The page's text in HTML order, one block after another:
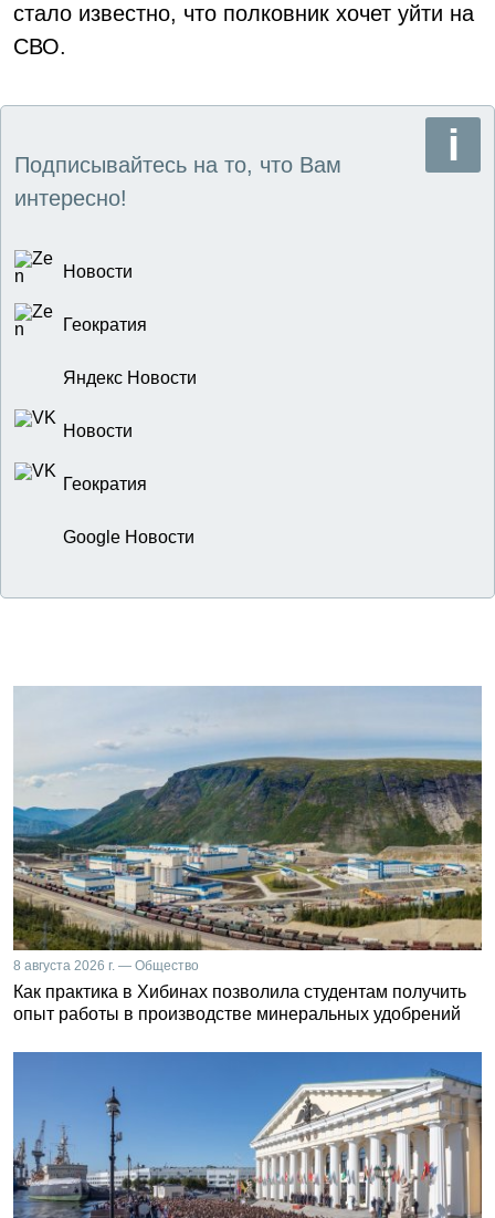
стало известно, что полковник хочет уйти на
СВО.
Подписывайтесь на то, что Вам
интересно!
Новости
Геократия
Яндекс Новости
Новости
Геократия
Google Новости
8 августа 2026 г. — Общество
Как практика в Хибинах позволила студентам получить
опыт работы в производстве минеральных удобрений